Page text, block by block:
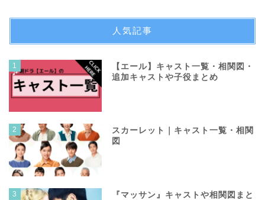
人気記事
1
【エール】キャスト一覧・相関図・
追加キャストや子役まとめ
2
スカーレット｜キャスト一覧・相関
図
3
『マッサン』キャストや相関図まと